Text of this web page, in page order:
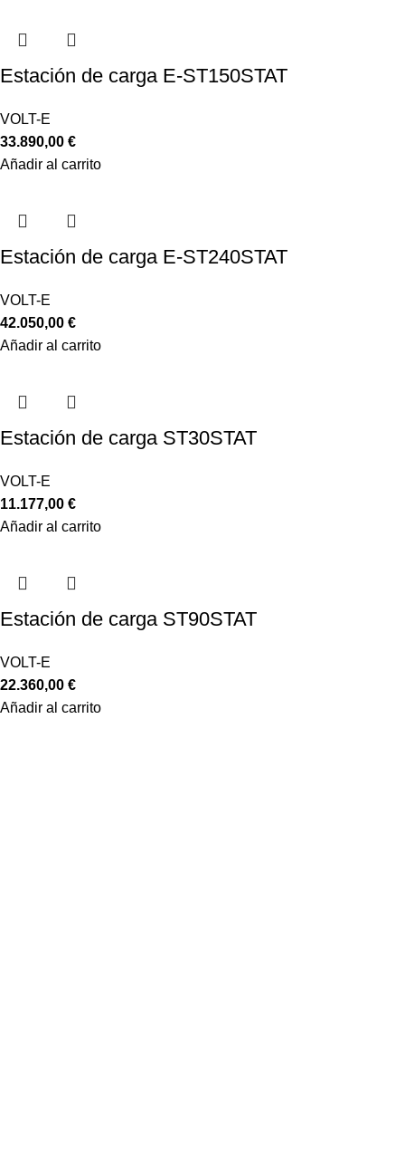
Estación de carga E-ST150STAT
VOLT-E
33.890,00 €
Añadir al carrito
Estación de carga E-ST240STAT
VOLT-E
42.050,00 €
Añadir al carrito
Estación de carga ST30STAT
VOLT-E
11.177,00 €
Añadir al carrito
Estación de carga ST90STAT
VOLT-E
22.360,00 €
Añadir al carrito